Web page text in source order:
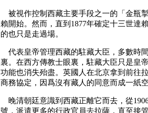
被視作控制西藏主要手段之一的「金瓶
賴開始。然而，直到1877年確定十三世達
的也只是走過場。
代表皇帝管理西藏的駐藏大臣，多數時
裏。在西方傳教士眼裏，駐藏大臣只是皇
功能也消失殆盡。英國人在北京拿到前往
商務協定，因爲沒有藏人的同意而成一紙空
晚清朝廷意識到西藏正離它而去，從
號，派遣更多的行政官員去拉薩，直至接